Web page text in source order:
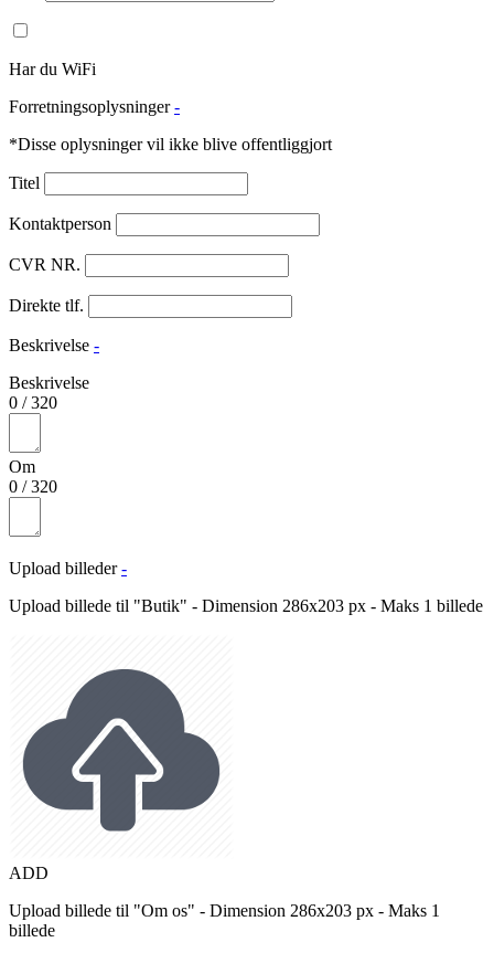
Har du WiFi
Forretningsoplysninger -
*Disse oplysninger vil ikke blive offentliggjort
Titel
Kontaktperson
CVR NR.
Direkte tlf.
Beskrivelse -
Beskrivelse
0 /320
Om
0 /320
Upload billeder -
Upload billede til "Butik" - Dimension 286x203 px - Maks 1 billede
ADD
Upload billede til "Om os" - Dimension 286x203 px - Maks 1
billede